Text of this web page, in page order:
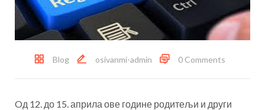
Blog osivanmi-admin 0 Comments
Oд 12. до 15. априла ове године родитељи и други